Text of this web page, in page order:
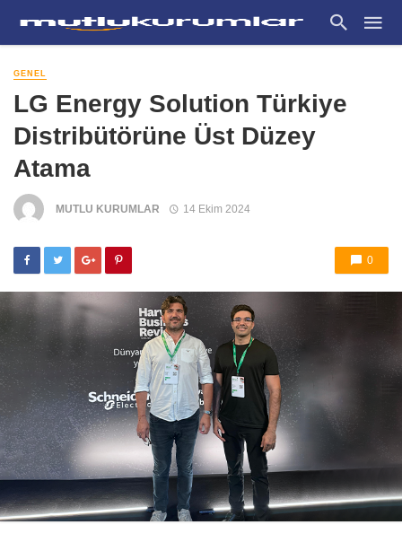
GENEL
LG Energy Solution Türkiye
Distribütörüne Üst Düzey
Atama
MUTLU KURUMLAR 14 Ekim 2024
0